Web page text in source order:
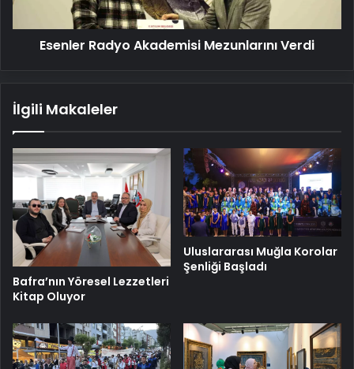
Esenler Radyo Akademisi Mezunlarını Verdi
İlgili Makaleler
Bafra’nın Yöresel Lezzetleri
Kitap Oluyor
Uluslararası Muğla Korolar
Şenliği Başladı